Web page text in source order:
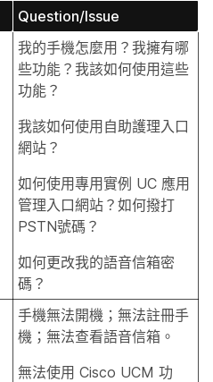
Question/Issue
我的手機怎麼用？我擁有哪
些功能？我該如何使用這些
功能？
我該如何使用自助護理入口
網站？
如何使用專用實例 UC 應用
管理入口網站？如何撥打
PSTN號碼？
如何更改我的語音信箱密
碼？
手機無法開機；無法註冊手
機；無法查看語音信箱。
無法使用 Cisco UCM 功